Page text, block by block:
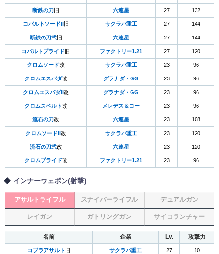
断鉄の刀 旧 六連星 27 132
コバルトソードII 旧 サクラバ重工 27 144
断鉄の刀弐旧 六連星 27 144
コバルトプライド 旧 ファクトリー1.21 27 120
クロムソード改 サクラバ重工 23 96
クロムエスパダ改 グラナダ・GG 23 96
クロムエスパダII 改 グラナダ・GG 23 96
クロムスベルト改 メレデス＆コー 23 96
流石の刀改 六連星 23 108
クロムソードII 改 サクラバ重工 23 120
流石の刀弐改 六連星 23 120
クロムプライド改 ファクトリー1.21 23 96
インナーウェポン(射撃)
アサルトライフル スナイパーライフル デュアルガン
レイガン ガトリングガン サイコランチャー
名前 企業 Lv. 攻撃力
コブラアサルト 旧 サクラバ重工 27 10